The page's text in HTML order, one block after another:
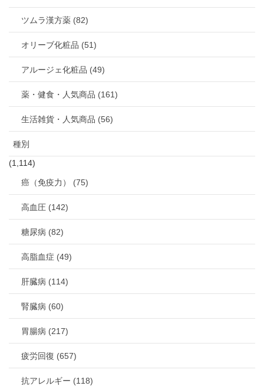
ツムラ漢方薬 (82)
オリーブ化粧品 (51)
アルージェ化粧品 (49)
薬・健食・人気商品 (161)
生活雑貨・人気商品 (56)
種別
(1,114)
癌（免疫力） (75)
高血圧 (142)
糖尿病 (82)
高脂血症 (49)
肝臓病 (114)
腎臓病 (60)
胃腸病 (217)
疲労回復 (657)
抗アレルギー (118)